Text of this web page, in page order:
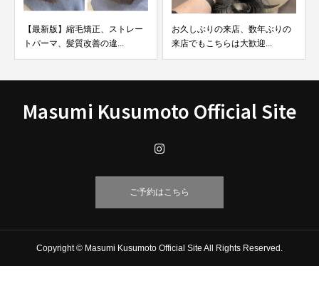
】縮毛矯正、ストレー
、髪質改善の違...
お久しぶりの来店、数年ぶりの
来店でもこちらは大歓迎...
Masumi Kusumoto Official Site
ご予約はこちら
Copyright © Masumi Kusumoto Official Site All Rights Reserved.